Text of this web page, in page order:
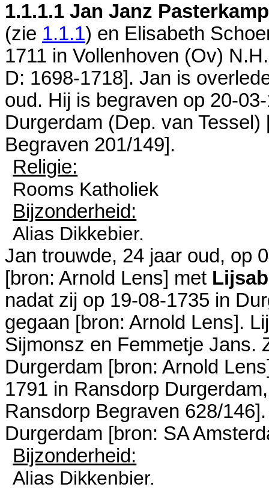
1.1.1.1 Jan Janz Pasterkamp
(zie 1.1.1) en Elisabeth
1711 in Vollenhoven (Ov)
D: 1698-1718]. Jan is
oud. Hij is begraven op 20-
Durgerdam (Dep. van Tessel)
Begraven 201/149].
Religie:
Rooms Katholiek
Bijzonderheid:
Alias Dikkebier.
Jan trouwde, 24 jaar oud, op
[bron: Arnold Lens] met
nadat zij op 19-08-1735 in
gegaan [bron: Arnold Lens].
Sijmonsz en Femmetje Jans.
Durgerdam [bron: Arnold Lens
1791 in Ransdorp Durgerdam
Ransdorp Begraven 628/146
Durgerdam [bron: SA
Bijzonderheid:
Alias Dikkenbier.